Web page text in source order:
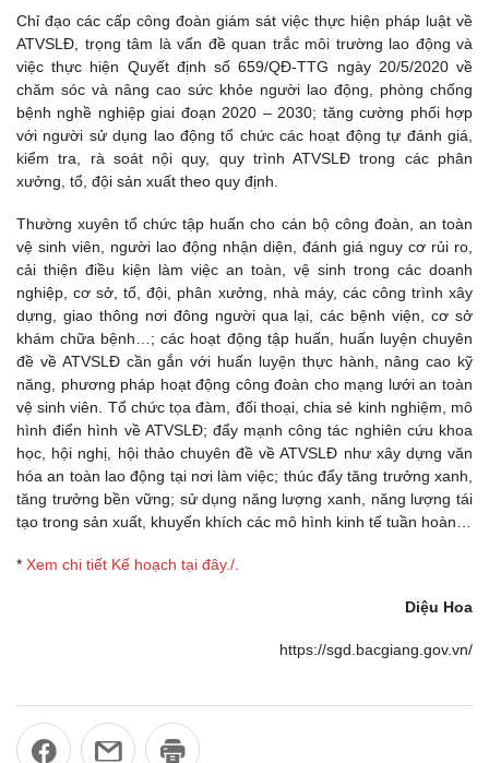
Chỉ đạo các cấp công đoàn giám sát việc thực hiện pháp luật về
ATVSLĐ, trọng tâm là vấn đề quan trắc môi trường lao động và
việc thực hiện Quyết định số 659/QĐ-TTG ngày 20/5/2020 về
chăm sóc và nâng cao sức khỏe người lao động, phòng chống
bệnh nghề nghiệp giai đoạn 2020 – 2030; tăng cường phối hợp
với người sử dụng lao động tổ chức các hoạt động tự đánh giá,
kiểm tra, rà soát nội quy, quy trình ATVSLĐ trong các phân
xưởng, tổ, đội sản xuất theo quy định.
Thường xuyên tổ chức tập huấn cho cán bộ công đoàn, an toàn
vệ sinh viên, người lao động nhận diện, đánh giá nguy cơ rủi ro,
cải thiện điều kiện làm việc an toàn, vệ sinh trong các doanh
nghiệp, cơ sở, tổ, đội, phân xưởng, nhà máy, các công trình xây
dựng, giao thông nơi đông người qua lại, các bệnh viện, cơ sở
khám chữa bệnh…; các hoạt động tập huấn, huấn luyện chuyên
đề về ATVSLĐ cần gắn với huấn luyện thực hành, nâng cao kỹ
năng, phương pháp hoạt động công đoàn cho mạng lưới an toàn
vệ sinh viên. Tổ chức tọa đàm, đối thoại, chia sẻ kinh nghiệm, mô
hình điển hình về ATVSLĐ; đẩy mạnh công tác nghiên cứu khoa
học, hội nghị, hội thảo chuyên đề về ATVSLĐ như xây dựng văn
hóa an toàn lao động tại nơi làm việc; thúc đẩy tăng trưởng xanh,
tăng trưởng bền vững; sử dụng năng lượng xanh, năng lượng tái
tạo trong sản xuất, khuyến khích các mô hình kinh tế tuần hoàn…
* Xem chi tiết Kế hoạch tại đây./.
Diệu Hoa
https://sgd.bacgiang.gov.vn/